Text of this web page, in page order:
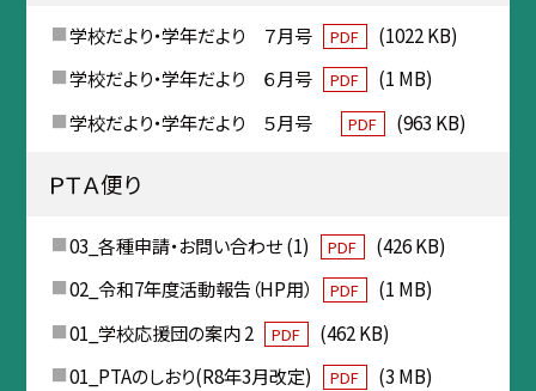
学校だより・学年だより ７月号 PDF
(1022 KB)
学校だより・学年だより ６月号
PDF
(1 MB)
学校だより・学年だより ５月号
PDF (963 KB)
ＰＴＡ便り
03_各種申請・お問い合わせ (1) PDF
(426 KB)
02_令和7年度活動報告（HP用）
PDF
(1 MB)
01_学校応援団の案内 2
PDF
(462 KB)
01_PTAのしおり(R8年3月改定)
PDF (3 MB)